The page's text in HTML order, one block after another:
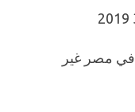
تأتى أسعار سيارات اتش 30 2019 في مصر غير